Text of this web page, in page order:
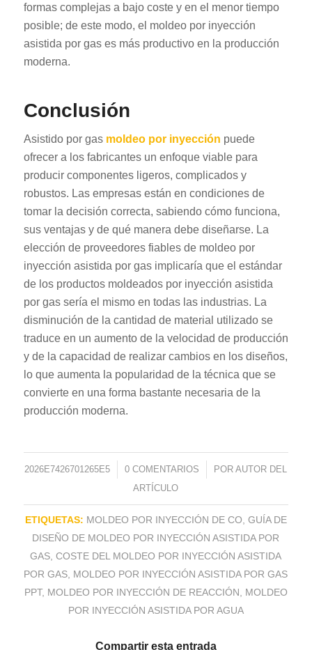
formas complejas a bajo coste y en el menor tiempo
posible; de este modo, el moldeo por inyección
asistida por gas es más productivo en la producción
moderna.
Conclusión
Asistido por gas moldeo por inyección puede
ofrecer a los fabricantes un enfoque viable para
producir componentes ligeros, complicados y
robustos. Las empresas están en condiciones de
tomar la decisión correcta, sabiendo cómo funciona,
sus ventajas y de qué manera debe diseñarse. La
elección de proveedores fiables de moldeo por
inyección asistida por gas implicaría que el estándar
de los productos moldeados por inyección asistida
por gas sería el mismo en todas las industrias. La
disminución de la cantidad de material utilizado se
traduce en un aumento de la velocidad de producción
y de la capacidad de realizar cambios en los diseños,
lo que aumenta la popularidad de la técnica que se
convierte en una forma bastante necesaria de la
producción moderna.
2026E7426701265E5
/ 0 COMENTARIOS
/ PORAUTOR DEL
ARTÍCULO
ETIQUETAS: MOLDEO POR INYECCIÓN DE CO GUÍA DE
DISEÑO DE MOLDEO POR INYECCIÓN ASISTIDA POR
GAS ,COSTE DEL MOLDEO POR INYECCIÓN ASISTIDA
POR GAS MOLDEO POR INYECCIÓN ASISTIDA POR GAS
PPT, MOLDEO POR INYECCIÓN DE REACCIÓN
MOLDEO
POR INYECCIÓN ASISTIDA POR AGUA
Compartir esta entrada